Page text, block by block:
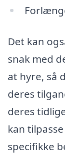
Det kan
snak med
at hyre, så
deres
deres
kan
specifikke